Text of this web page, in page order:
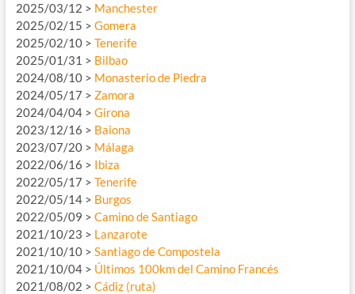
2025/03/12 > Manchester
2025/02/15 > Gomera
2025/02/10 > Tenerife
2025/01/31 > Bilbao
2024/08/10 > Monasterio de Piedra
2024/05/17 > Zamora
2024/04/04 > Girona
2023/12/16 > Baiona
2023/07/20 > Málaga
2022/06/16 > Ibiza
2022/05/17 > Tenerife
2022/05/14 > Burgos
2022/05/09 > Camino de Santiago
2021/10/23 > Lanzarote
2021/10/10 > Santiago de Compostela
2021/10/04 > Últimos 100km del Camino Francés
2021/08/02 > Cádiz (ruta)